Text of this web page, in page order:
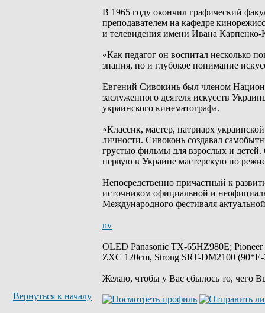
В 1965 году окончил графический
преподавателем на кафедре
и телевидения имени Ивана Карпенко-
«Как педагог он воспитал несколько
знания, но и глубокое понимание
Евгений Сивокинь был членом
заслуженного деятеля искусств
украинского кинематографа.
«Классик, мастер, патриарх
личности. Сивоконь создавал
грустью фильмы для взрослых и детей.
первую в Украине мастерскую по
Непосредственно причастный к
источником официальной и
Международного фестиваля
nv
OLED Panasonic TX-65HZ980E;
ZXC 120cm, Strong SRT-DM2100
Желаю, чтобы у Вас сбылось то, чего
Вернуться к началу